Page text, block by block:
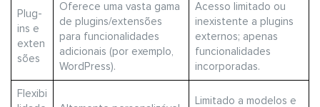
Plug-
ins e
exten
sões
Oferece uma vasta gama
de plugins/extensões
para funcionalidades
adicionais (por exemplo,
WordPress).
Acesso limitado ou
inexistente a plugins
externos; apenas
funcionalidades
incorporadas.
Flexibi
Limitado a modelos e